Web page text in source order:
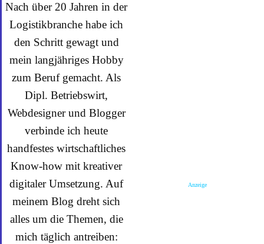
Nach über 20 Jahren in der
Logistikbranche habe ich
den Schritt gewagt und
mein langjähriges Hobby
zum Beruf gemacht. Als
Dipl. Betriebswirt,
Webdesigner und Blogger
verbinde ich heute
handfestes wirtschaftliches
Know-how mit kreativer
digitaler Umsetzung. Auf
meinem Blog dreht sich
alles um die Themen, die
mich täglich antreiben:
Anzeige